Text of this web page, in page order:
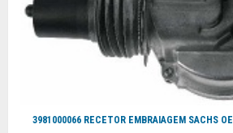
3981000066 RECETOR EMBRAIAGEM SACHS OE